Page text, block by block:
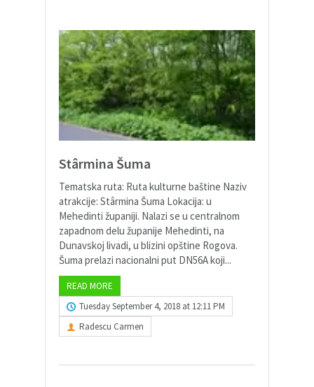
Stârmina Šuma
Tematska ruta: Ruta kulturne baštine Naziv
atrakcije: Stârmina Šuma Lokacija: u
Mehedinti županiji. Nalazi se u centralnom
zapadnom delu županije Mehedinti, na
Dunavskoj livadi, u blizini opštine Rogova.
Šuma prelazi nacionalni put DN56A koji...
READ MORE
Tuesday September 4, 2018 at 12:11 PM
Radescu Carmen